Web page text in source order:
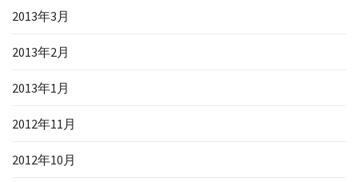
2013年3月
2013年2月
2013年1月
2012年11月
2012年10月